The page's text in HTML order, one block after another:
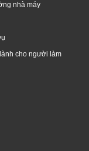
nhà máy
cho người làm